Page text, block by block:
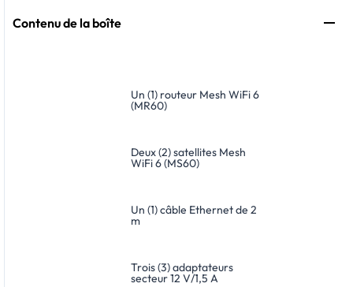
Contenu de la boîte
Un (1) routeur Mesh WiFi 6
(MR60)
Deux (2) satellites Mesh
WiFi 6 (MS60)
Un (1) câble Ethernet de 2
m
Trois (3) adaptateurs
secteur 12 V/1,5 A